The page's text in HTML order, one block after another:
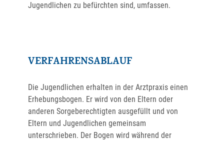
Jugendlichen zu befürchten sind, umfassen.
VERFAHRENSABLAUF
Die Jugendlichen erhalten in der Arztpraxis einen
Erhebungsbogen. Er wird von den Eltern oder
anderen Sorgeberechtigten ausgefüllt und von
Eltern und Jugendlichen gemeinsam
unterschrieben. Der Bogen wird während der